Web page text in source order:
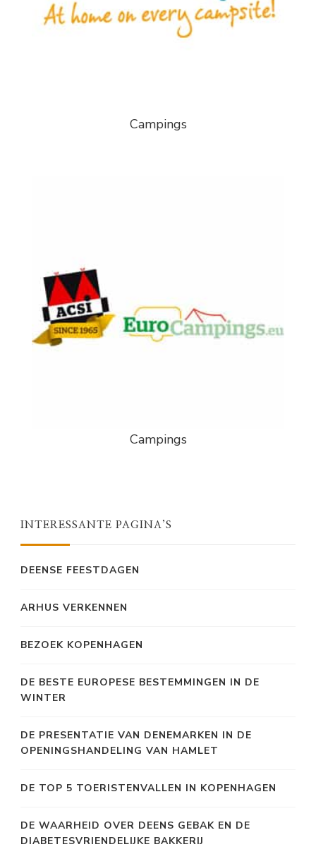
Campings
Campings
INTERESSANTE PAGINA’S
DEENSE FEESTDAGEN
ARHUS VERKENNEN
BEZOEK KOPENHAGEN
DE BESTE EUROPESE BESTEMMINGEN IN DE
WINTER
DE PRESENTATIE VAN DENEMARKEN IN DE
OPENINGSHANDELING VAN HAMLET
DE TOP 5 TOERISTENVALLEN IN KOPENHAGEN
DE WAARHEID OVER DEENS GEBAK EN DE
DIABETESVRIENDELIJKE BAKKERIJ